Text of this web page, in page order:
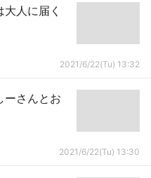
人に届く
2021/6/22(Tu) 13:32
ーさんとお
2021/6/22(Tu) 13:30